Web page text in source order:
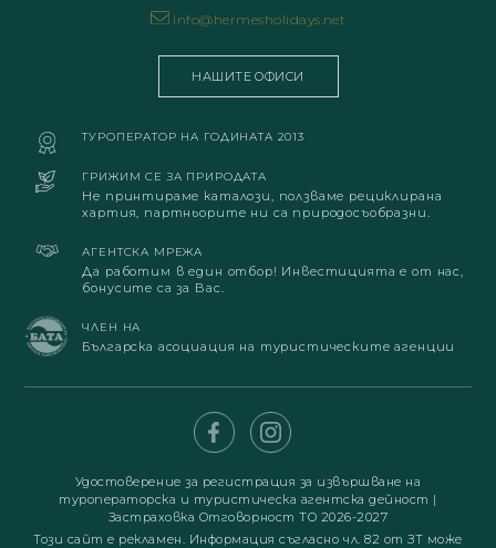
info@hermesholidays.net
НАШИТЕ ОФИСИ
ТУРОПЕРАТОР НА ГОДИНАТА 2013
ГРИЖИМ СЕ ЗА ПРИРОДАТА
Не принтираме каталози, ползваме рециклирана
хартия, партньорите ни са природосъобразни.
АГЕНТСКА МРЕЖА
Да работим в един отбор! Инвестицията е от нас,
бонусите са за Вас.
ЧЛЕН НА
Българска асоциация на туристическите агенции
Удостоверение за регистрация за извършване на
туроператорска и туристическа агентска дейност |
Застраховка Отговорност ТО 2026-2027
Този сайт е рекламен. Информация съгласно чл. 82 от ЗТ може